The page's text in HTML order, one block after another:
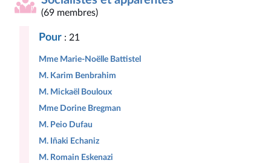
(69 membres)
Pour : 21
Mme Marie-Noëlle Battistel
M. Karim Benbrahim
M. Mickaël Bouloux
Mme Dorine Bregman
M. Peio Dufau
M. Iñaki Echaniz
M. Romain Eskenazi